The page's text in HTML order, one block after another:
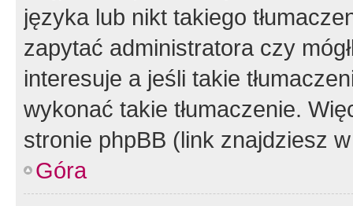
języka lub nikt takiego
zapytać administratora czy
interesuje a jeśli takie
wykonać takie tłumaczenie.
stronie phpBB (link znajdziesz
Góra